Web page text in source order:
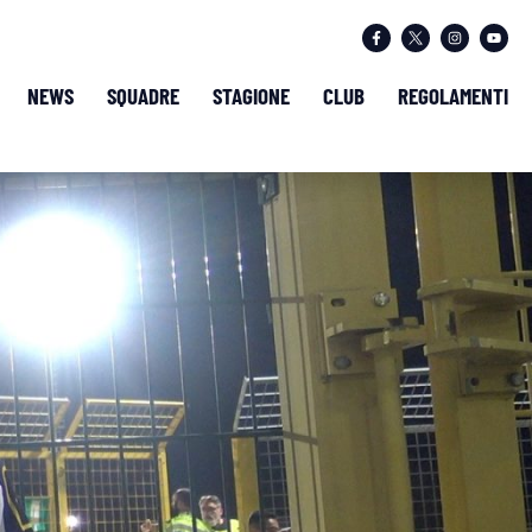
NEWS SQUADRE STAGIONE CLUB REGOLAMENTI